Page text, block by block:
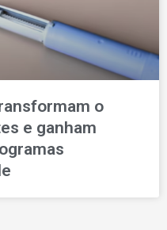
o
e ganham